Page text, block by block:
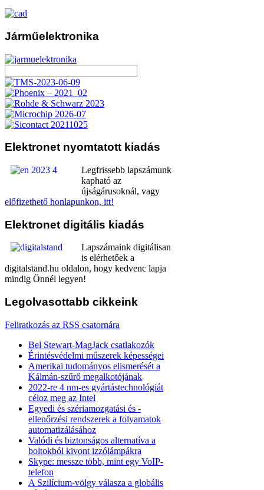
Járműelektronika
Elektronet nyomtatott kiadás
Legfrissebb lapszámunk
kapható az
újságárusoknál, vagy
előfizethető honlapunkon, itt!
Elektronet digitális kiadás
Lapszámaink digitálisan
is elérhetőek a
digitalstand.hu oldalon, hogy kedvenc lapja
mindig Önnél legyen!
Legolvasottabb cikkeink
Feliratkozás az RSS csatornára
Bel Stewart-MagJack csatlakozók
Érintésvédelmi műszerek képességei
Amerikai tudományos elismerését a
Kálmán-szűrő megalkotójának
2022-re 4 nm-es gyártástechnológiát
céloz meg az Intel
Egyedi és szériamozgatási és -
ellenőrzési rendszerek a folyamatok
automatizálásához
Valódi és biztonságos alternatíva a
boltokból kivont izzólámpákra
Skype: messze több, mint egy VoIP-
telefon
A Szilícium-völgy válasza a globális